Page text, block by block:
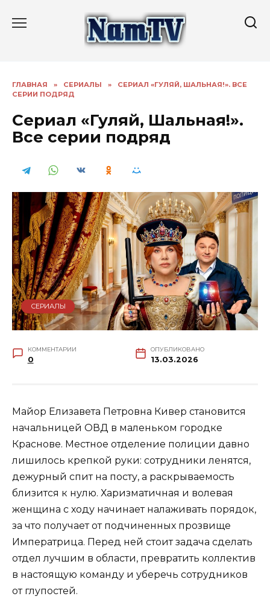
ГЛАВНАЯ » СЕРИАЛЫ »
СЕРИАЛ «ГУЛЯЙ, ШАЛЬНАЯ!». ВСЕ
СЕРИИ ПОДРЯД
Сериал «Гуляй, Шальная!».
Все серии подряд
СЕРИАЛЫ
КОММЕНТАРИИ
0
ОПУБЛИКОВАНО
13.03.2026
Майор Елизавета Петровна Кивер становится
начальницей ОВД в маленьком городке
Краснове. Местное отделение полиции давно
лишилось крепкой руки: сотрудники ленятся,
дежурный спит на посту, а раскрываемость
близится к нулю. Харизматичная и волевая
женщина с ходу начинает налаживать порядок,
за что получает от подчиненных прозвище
Императрица. Перед ней стоит задача сделать
отдел лучшим в области, превратить коллектив
в настоящую команду и уберечь сотрудников
от глупостей.